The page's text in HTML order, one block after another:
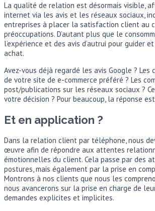
La qualité de relation est désormais visible,
internet via les avis et les réseaux sociaux,
entreprises à placer la satisfaction client au
préoccupations. D’autant plus que le
l’expérience et des avis d’autrui pour guider
achat.
Avez-vous déjà regardé les avis Google ? Les
de votre site de e-commerce préféré ? Les
post/publications sur les réseaux sociaux ?
votre décision ? Pour beaucoup, la réponse
Et en application ?
Dans la relation client par téléphone, nous
œuvre afin de répondre aux attentes
émotionnelles du client. Cela passe par des
postures, mais également par la prise en
Montrons à nos clients que nous les
nous avancerons sur la prise en charge de
demandes explicites et implicites.